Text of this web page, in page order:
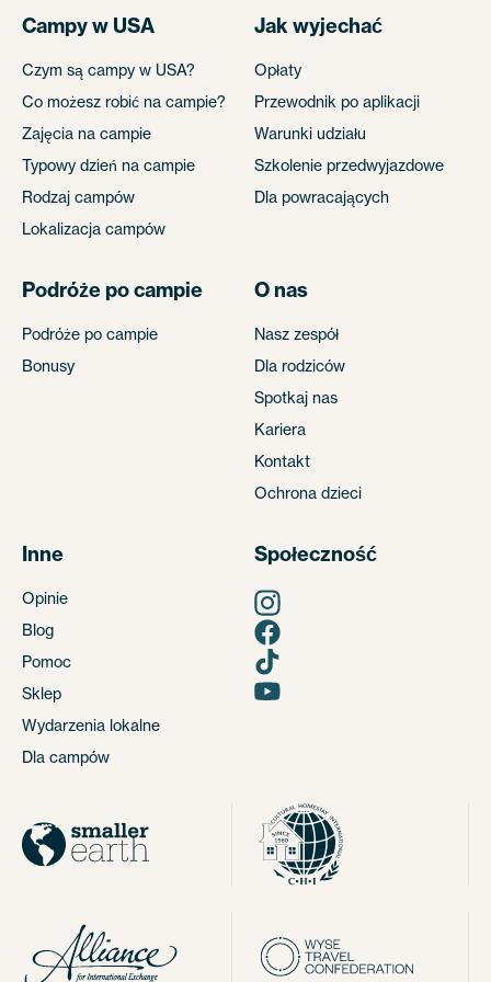
Campy w USA
Czym są campy w USA?
Co możesz robić na campie?
Zajęcia na campie
Typowy dzień na campie
Rodzaj campów
Lokalizacja campów
Jak wyjechać
Opłaty
Przewodnik po aplikacji
Warunki udziału
Szkolenie przedwyjazdowe
Dla powracających
Podróże po campie
Podróże po campie
Bonusy
O nas
Nasz zespół
Dla rodziców
Spotkaj nas
Kariera
Kontakt
Ochrona dzieci
Inne
Opinie
Blog
Pomoc
Sklep
Wydarzenia lokalne
Dla campów
Społeczność